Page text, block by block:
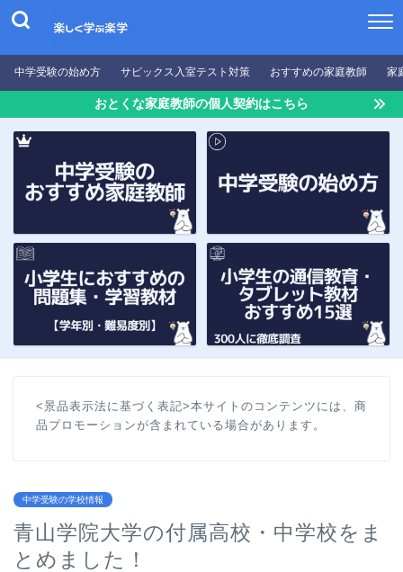
中学受験の始め方 サピックス入室テスト対策 おすすめの家庭教師 家
おとくな家庭教師の個人契約はこちら
<景品表示法に基づく表記>本サイトのコンテンツには、商
品プロモーションが含まれている場合があります。
中学受験の学校情報
青山学院大学の付属高校・中学校をま
とめました！